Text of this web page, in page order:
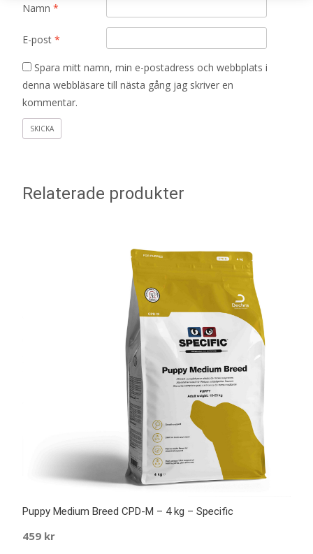
Namn *
E-post *
Spara mitt namn, min e-postadress och webbplats i
denna webbläsare till nästa gång jag skriver en
kommentar.
Relaterade produkter
Puppy Medium Breed CPD-M – 4 kg – Specific
459 kr